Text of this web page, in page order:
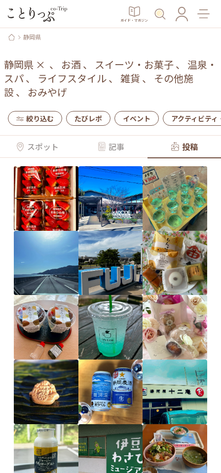
ガイド・マガジン
静岡県
静岡県 × 、 お酒 、 スイーツ・お菓子、 温泉・
スパ、 ライフスタイル、 雑貨 、 その他施
設、 おみやげ
絞り込む たびレポ イベント アクティビティ
スポット 記事 投稿